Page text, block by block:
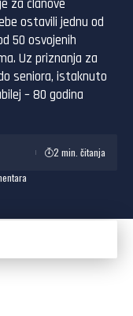
za članove
ostavili jednu od
50 osvojenih
Uz priznanja za
seniora, istaknuto
– 80 godina
2 min. čitanja